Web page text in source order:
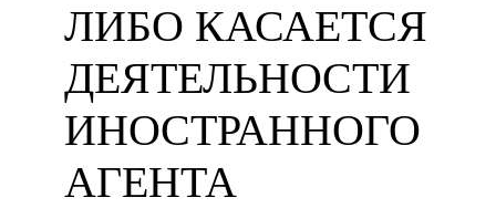
ЛИБО КАСАЕТСЯ
ДЕЯТЕЛЬНОСТИ
ИНОСТРАННОГО
АГЕНТА